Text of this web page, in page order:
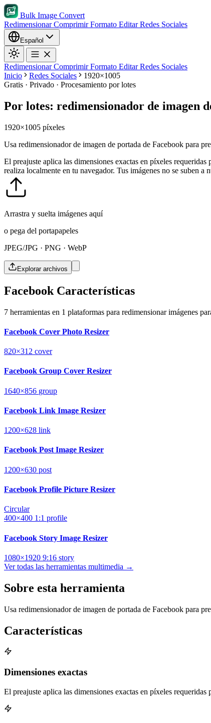
Bulk Image Convert
RedimensionarComprimirFormato EditarRedes Sociales
Español
RedimensionarComprimirFormato EditarRedes Sociales
Inicio
Redes Sociales
1920×1005
Gratis · Privado · Procesamiento por lotes
Por lotes: redimensionador de imagen
1920×1005 píxeles
Usa redimensionador de imagen de portada de Facebook para
El preajuste aplica las dimensiones exactas en píxeles requeridas
realiza localmente en tu navegador. Tus imágenes no se suben a
Arrastra y suelta imágenes aquí
o pega del portapapeles
JPEG/JPG · PNG · WebP
Explorar archivos
Facebook Características
7 herramientas en 1 plataformas para redimensionar imágenes
Facebook Cover Photo Resizer
820×312 cover
Facebook Group Cover Resizer
1640×856 group
Facebook Link Image Resizer
1200×628 link
Facebook Post Image Resizer
1200×630 post
Facebook Profile Picture Resizer
Circular
400×400 1:1 profile
Facebook Story Image Resizer
1080×1920 9:16 story
Ver todas las herramientas multimedia →
Sobre esta herramienta
Usa redimensionador de imagen de portada de Facebook para
Características
Dimensiones exactas
El preajuste aplica las dimensiones exactas en píxeles requeridas